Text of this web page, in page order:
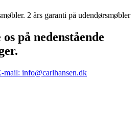
2 års garanti på udendørsmøbler
på nedenstående
mail: info@carlhansen.dk